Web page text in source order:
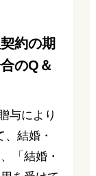
約の期
のQ＆
与により
結婚・
「結婚・